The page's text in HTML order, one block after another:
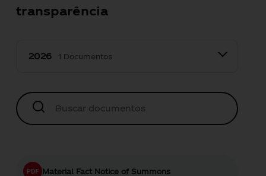
transparência
1 Documentos
Material Fact Notice of Summons